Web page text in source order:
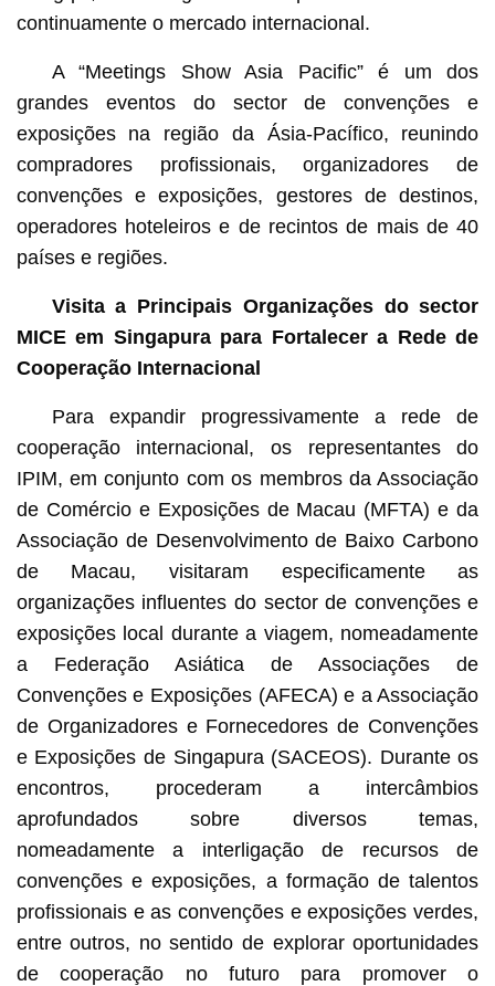
continuamente o mercado internacional.
A “Meetings Show Asia Pacific” é um dos
grandes eventos do sector de convenções e
exposições na região da Ásia-Pacífico, reunindo
compradores profissionais, organizadores de
convenções e exposições, gestores de destinos,
operadores hoteleiros e de recintos de mais de 40
países e regiões.
Visita a Principais Organizações do sector
MICE em Singapura para Fortalecer a Rede de
Cooperação Internacional
Para expandir progressivamente a rede de
cooperação internacional, os representantes do
IPIM, em conjunto com os membros da Associação
de Comércio e Exposições de Macau (MFTA) e da
Associação de Desenvolvimento de Baixo Carbono
de Macau, visitaram especificamente as
organizações influentes do sector de convenções e
exposições local durante a viagem, nomeadamente
a Federação Asiática de Associações de
Convenções e Exposições (AFECA) e a Associação
de Organizadores e Fornecedores de Convenções
e Exposições de Singapura (SACEOS). Durante os
encontros, procederam a intercâmbios
aprofundados sobre diversos temas,
nomeadamente a interligação de recursos de
convenções e exposições, a formação de talentos
profissionais e as convenções e exposições verdes,
entre outros, no sentido de explorar oportunidades
de cooperação no futuro para promover o